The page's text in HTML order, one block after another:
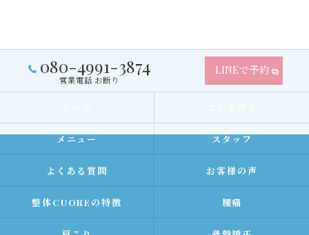
080-4991-3874
営業電話 お断り
LINEで予約
メニュー スタッフ
よくある質問 お客様の声
整体CUOREの特徴 腰痛